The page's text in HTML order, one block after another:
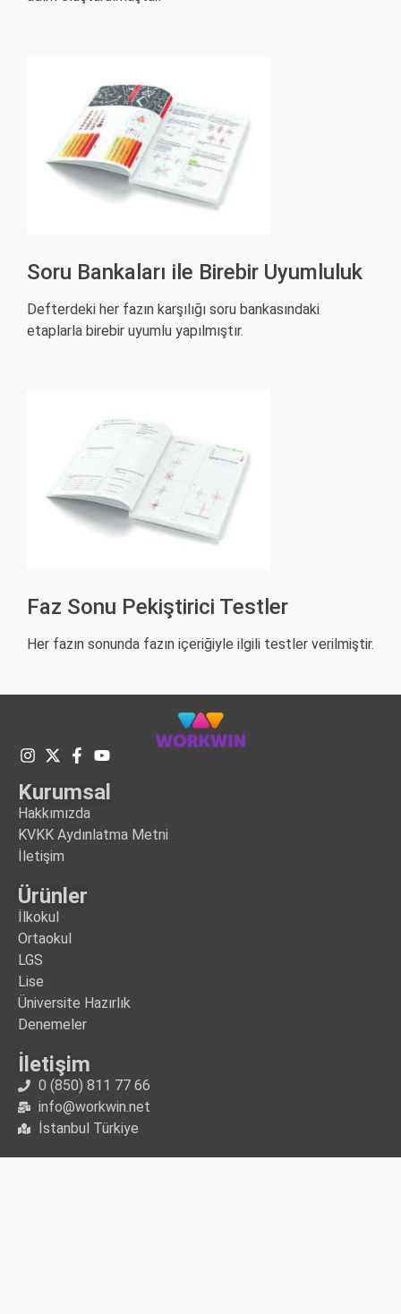
Soru Bankaları ile Birebir Uyumluluk
Defterdeki her fazın karşılığı soru bankasındaki
etaplarla birebir uyumlu yapılmıştır.
Faz Sonu Pekiştirici Testler
Her fazın sonunda fazın içeriğiyle ilgili testler verilmiştir.
Kurumsal
Hakkımızda
KVKK Aydınlatma Metni
İletişim
Ürünler
İlkokul
Ortaokul
LGS
Lise
Üniversite Hazırlık
Denemeler
İletişim
0 (850) 811 77 66
info@workwin.net
İstanbul Türkiye